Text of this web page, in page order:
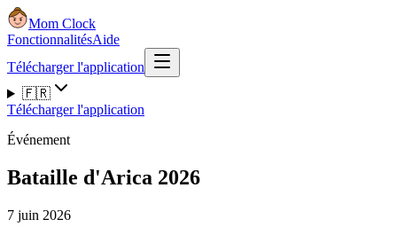
Mom Clock
FonctionnalitésAide
Télécharger l'application
🇫🇷
Télécharger l'application
Événement
Bataille d'Arica 2026
7 juin 2026